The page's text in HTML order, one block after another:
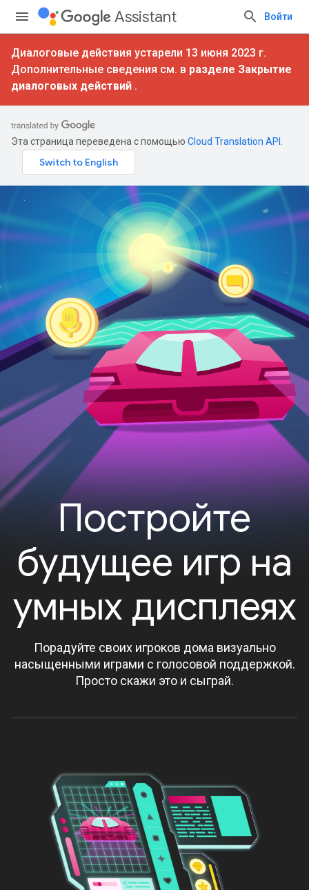
Assistant Войти
Диалоговые действия устарели 13 июня 2023 г.
Дополнительные сведения см. в разделе Закрытие
диалоговых действий .
Эта страница переведена с помощью Cloud Translation API
Постройте
будущее игр на
умных дисплеях
Порадуйте своих игроков дома визуально
насыщенными играми с голосовой поддержкой.
Просто скажи это и сыграй.